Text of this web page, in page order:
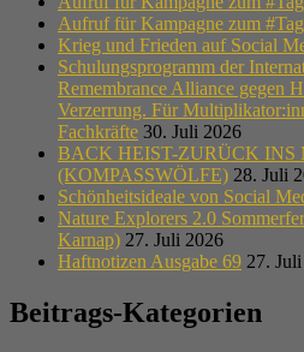
Aufruf für Kampagne zum
Krieg und Frieden auf Social
Schulungsprogramm der
Remembrance Alliance gegen
Verzerrung. Für
Fachkräfte 30. Juli 2026
BACK HEIST-ZURÜCK INS
(KOMPASSWÖLFE) 28. Juli
Schönheitsideale von Social
Nature Explorers 2.0
Karnap) 27. Juli 2026
Haftnotizen Ausgabe 69 27.
Beitrags-Kategorien